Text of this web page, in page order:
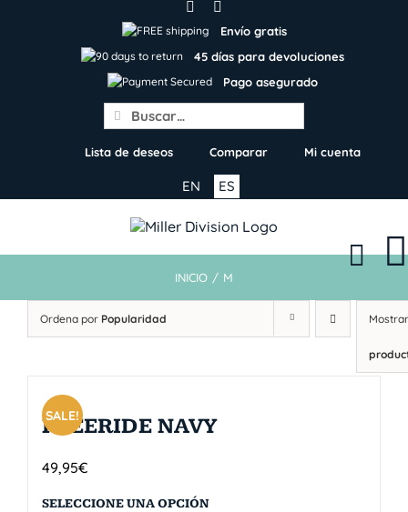
Envío gratis
45 días para devoluciones
Pago asegurado
Search
for:
Lista de deseos Comparar Mi cuenta
ES
EN
INICIO / M
Ordena por Popularidad
SALE!
FREERIDE NAVY
49,95€
SELECCIONE UNA OPCIÓN